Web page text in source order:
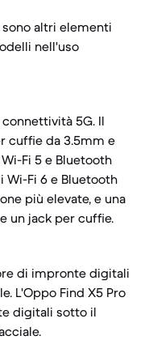
altri elementi
nell'uso
5G. Il
cuffie da 3.5mm e
Fi 5 e Bluetooth
Wi-Fi 6 e Bluetooth
più elevate, e una
un jack per cuffie.
di impronte digitali
L'Oppo Find X5 Pro
digitali sotto il